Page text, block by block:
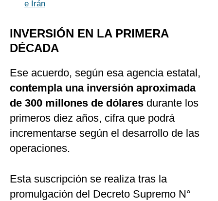
e Irán
INVERSIÓN EN LA PRIMERA
DÉCADA
Ese acuerdo, según esa agencia estatal,
contempla una inversión aproximada
de 300 millones de dólares durante los
primeros diez años, cifra que podrá
incrementarse según el desarrollo de las
operaciones.
Esta suscripción se realiza tras la
promulgación del Decreto Supremo N°